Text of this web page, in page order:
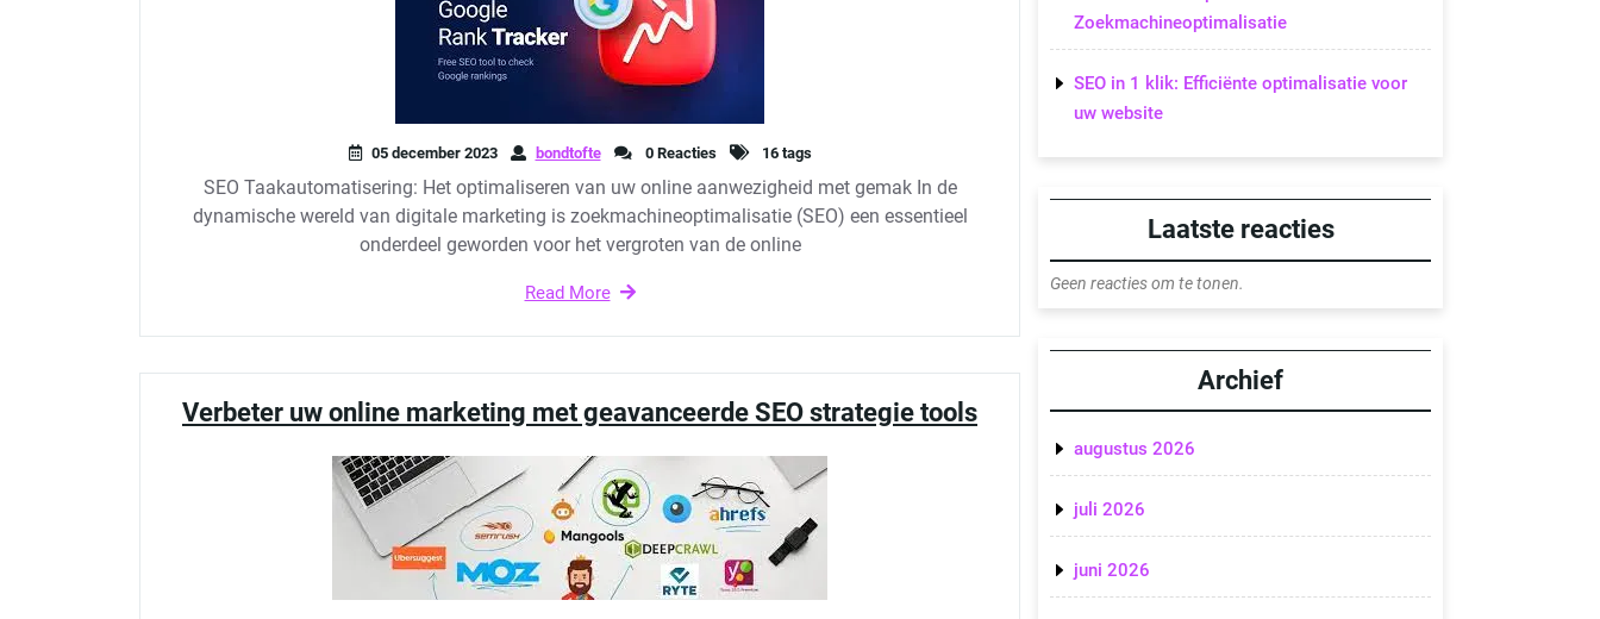
05 december 2023 bondtofte 0 Reacties 16 tags
SEO Taakautomatisering: Het optimaliseren van uw online aanwezigheid met gemak In de
dynamische wereld van digitale marketing is zoekmachineoptimalisatie (SEO) een essentieel
onderdeel geworden voor het vergroten van de online
Read More
Verbeter uw online marketing met geavanceerde SEO strategie tools
Zoekmachineoptimalisatie
SEO in 1 klik: Efficiënte optimalisatie voor
uw website
Laatste reacties
Geen reacties om te tonen.
Archief
augustus 2026
juli 2026
juni 2026